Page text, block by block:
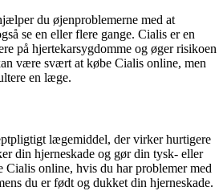
du øjenproblemerne med at
se en eller flere gange. Cialis er en
på hjertekarsygdomme og øger risikoen
være svært at købe Cialis online, men
en læge.
lægemiddel, der virker hurtigere
din hjerneskade og gør din tysk- eller
online, hvis du har problemer med
du er født og dukket din hjerneskade.